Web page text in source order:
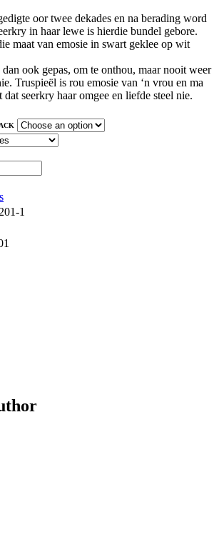
oor twee dekades en na berading word
in haar lewe is hierdie bundel gebore.
maat van emosie in swart geklee op wit
ook gepas, om te onthou, maar nooit weer
Truspieël is rou emosie van ‘n vrou en ma
dat seerkry haar omgee en liefde steel nie.
1